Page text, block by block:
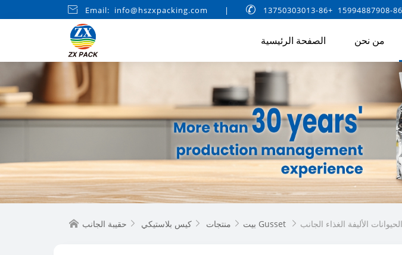
 Email: info@hszxpacking.com | 
الصفحة الرئيسية من نحن
 بيت  منتجات  كيس بلاستيكي  حقيبة الجانب Gusset 